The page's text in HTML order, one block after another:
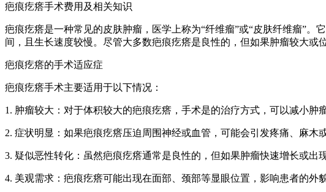
疤痕疙瘩手术费用及相关知识
疤痕疙瘩是一种常见的皮肤肿瘤，医学上称为“纤维瘤”或“皮肤纤维瘤”
间，且生长速度较慢。尽管大多数疤痕疙瘩是良性的，但如果肿瘤较大
疤痕疙瘩的手术适应症
疤痕疙瘩手术主要适用于以下情况：
1. 肿瘤较大：对于体积较大的疤痕疙瘩，手术是的治疗方式，可以减小肿
2. 症状明显：如果疤痕疙瘩压迫周围神经或血管，可能会引发疼痛、麻木
3. 疑似恶性转化：虽然疤痕疙瘩通常是良性的，但如果肿瘤快速增长或
4. 美观需求：疤痕疙瘩可能出现在面部、颈部等显眼位置，影响患者的外